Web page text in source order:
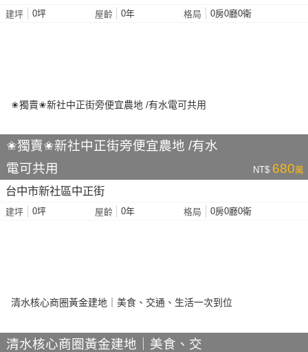
建坪 0坪 屋齡 0年 格局 0房0廳0衛
✬獨賣✬新社中正街旁便宜農地 /有水
電可共用
NT$ 680萬
台中市新社區中正街
建坪 0坪 屋齡 0年 格局 0房0廳0衛
清水核心商圈黃金建地｜美食、交